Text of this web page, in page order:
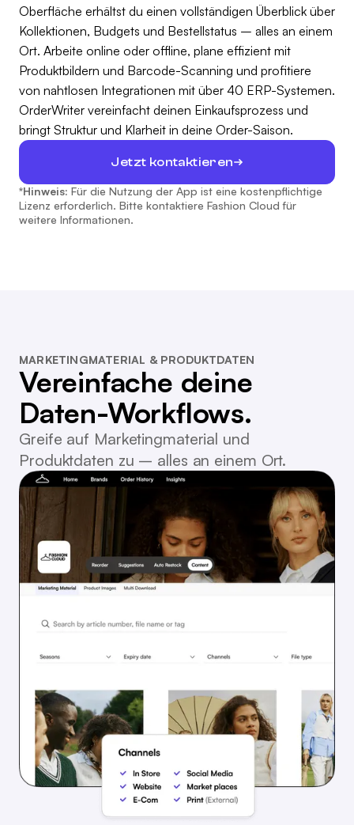
Oberfläche erhältst du einen vollständigen Überblick über
Kollektionen, Budgets und Bestellstatus – alles an einem
Ort. Arbeite online oder offline, plane effizient mit
Produktbildern und Barcode-Scanning und profitiere
von nahtlosen Integrationen mit über 40 ERP-Systemen.
OrderWriter vereinfacht deinen Einkaufsprozess und
bringt Struktur und Klarheit in deine Order-Saison.
Jetzt kontaktieren
*Hinweis: Für die Nutzung der App ist eine kostenpflichtige
Lizenz erforderlich. Bitte kontaktiere Fashion Cloud für
weitere Informationen.
MARKETINGMATERIAL & PRODUKTDATEN
Vereinfache deine
Daten-Workflows.
Greife auf Marketingmaterial und
Produktdaten zu – alles an einem Ort.